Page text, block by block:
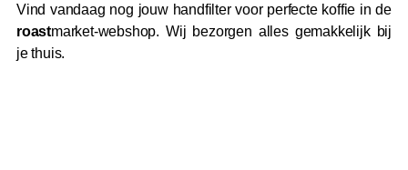
Vind vandaag nog jouw handfilter voor perfecte koffie in de
roastmarket-webshop. Wij bezorgen alles gemakkelijk bij
je thuis.